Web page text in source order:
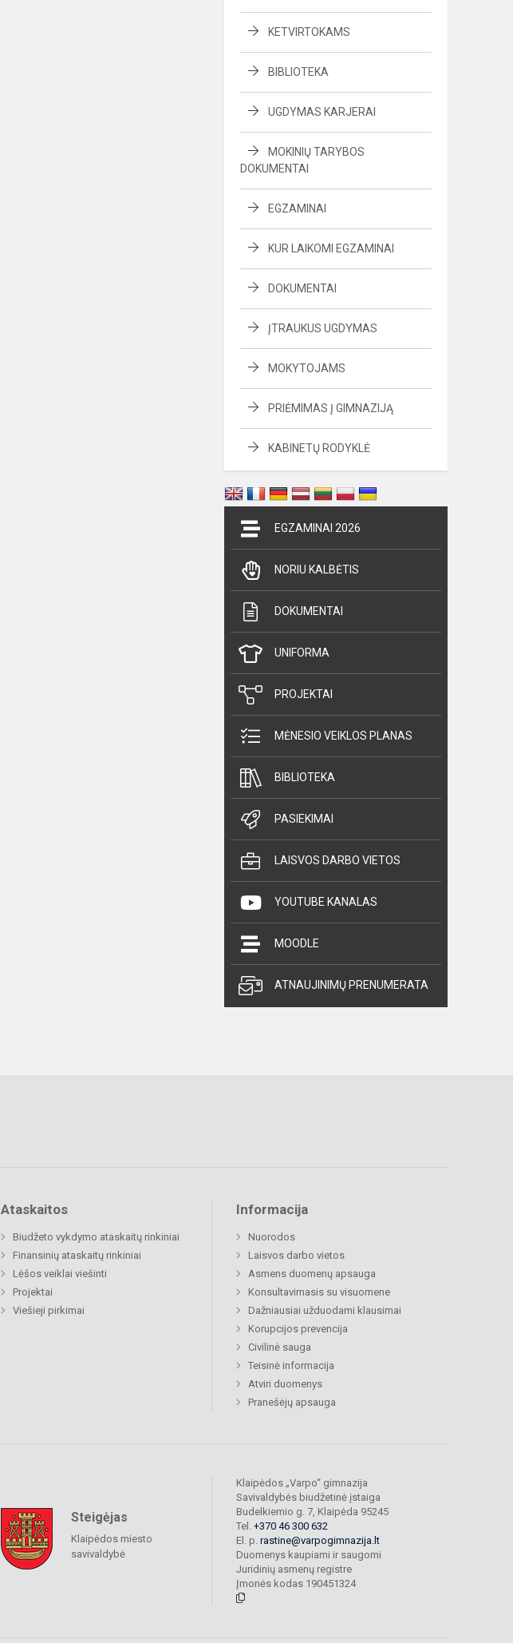
KETVIRTOKAMS
BIBLIOTEKA
UGDYMAS KARJERAI
MOKINIŲ TARYBOS
DOKUMENTAI
EGZAMINAI
KUR LAIKOMI EGZAMINAI
DOKUMENTAI
ĮTRAUKUS UGDYMAS
MOKYTOJAMS
PRIĖMIMAS Į GIMNAZIJĄ
KABINETŲ RODYKLĖ
EGZAMINAI 2026
NORIU KALBĖTIS
DOKUMENTAI
UNIFORMA
PROJEKTAI
MĖNESIO VEIKLOS PLANAS
BIBLIOTEKA
PASIEKIMAI
LAISVOS DARBO VIETOS
YOUTUBE KANALAS
MOODLE
ATNAUJINIMŲ PRENUMERATA
Ataskaitos
Biudžeto vykdymo ataskaitų rinkiniai
Finansinių ataskaitų rinkiniai
Lėšos veiklai viešinti
Projektai
Viešieji pirkimai
Informacija
Nuorodos
Laisvos darbo vietos
Asmens duomenų apsauga
Konsultavimasis su visuomene
Dažniausiai užduodami klausimai
Korupcijos prevencija
Civilinė sauga
Teisinė informacija
Atviri duomenys
Pranešėjų apsauga
Steigėjas
Klaipėdos miesto
savivaldybė
Klaipėdos „Varpo“ gimnazija
Savivaldybės biudžetinė įstaiga
Budelkiemio g. 7, Klaipėda 95245
Tel. +370 46 300 632
El. p. rastine@varpogimnazija.lt
Duomenys kaupiami ir saugomi
Juridinių asmenų registre
Įmonės kodas 190451324